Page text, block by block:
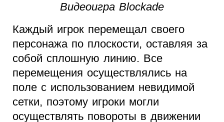
Видеоигра Blockade
Каждый игрок перемещал своего
персонажа по плоскости, оставляя за
собой сплошную линию. Все
перемещения осуществлялись на
поле с использованием невидимой
сетки, поэтому игроки могли
осуществлять повороты в движении